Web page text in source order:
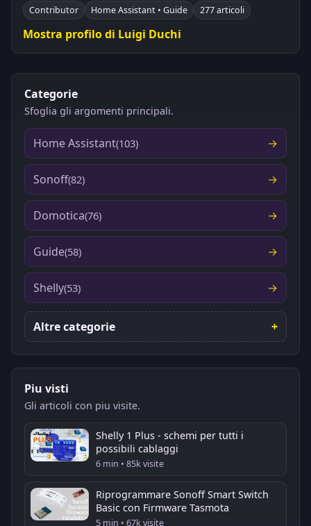
Contributor Home Assistant • Guide 277 articoli
Mostra profilo di Luigi Duchi
Categorie
Sfoglia gli argomenti principali.
Home Assistant(103)
Sonoff(82)
Domotica(76)
Guide(58)
Shelly(53)
Altre categorie
Piu visti
Gli articoli con piu visite.
Shelly 1 Plus - schemi per tutti i
possibili cablaggi
6 min • 85k visite
Riprogrammare Sonoff Smart Switch
Basic con Firmware Tasmota
5 min • 67k visite